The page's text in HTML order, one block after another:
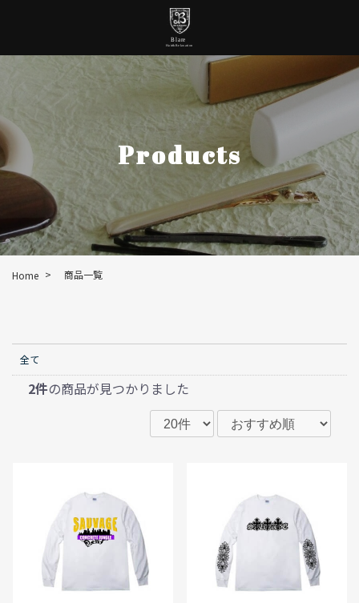
Products
Home > 商品一覧
全て
2件の商品が見つかりました